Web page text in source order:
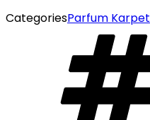
CategoriesParfum Karpet